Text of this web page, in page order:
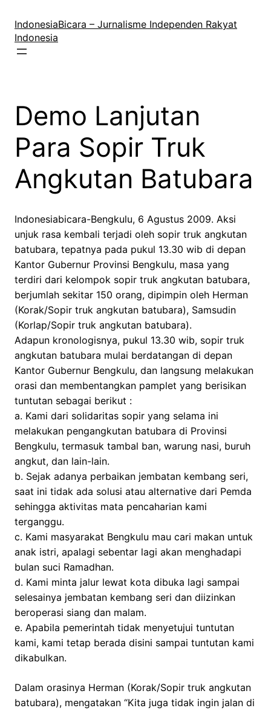
konten
IndonesiaBicara – Jurnalisme Independen Rakyat
Indonesia
Demo Lanjutan
Para Sopir Truk
Angkutan Batubara
Indonesiabicara-Bengkulu, 6 Agustus 2009. Aksi
unjuk rasa kembali terjadi oleh sopir truk angkutan
batubara, tepatnya pada pukul 13.30 wib di depan
Kantor Gubernur Provinsi Bengkulu, masa yang
terdiri dari kelompok sopir truk angkutan batubara,
berjumlah sekitar 150 orang, dipimpin oleh Herman
(Korak/Sopir truk angkutan batubara), Samsudin
(Korlap/Sopir truk angkutan batubara).
Adapun kronologisnya, pukul 13.30 wib, sopir truk
angkutan batubara mulai berdatangan di depan
Kantor Gubernur Bengkulu, dan langsung melakukan
orasi dan membentangkan pamplet yang berisikan
tuntutan sebagai berikut :
a. Kami dari solidaritas sopir yang selama ini
melakukan pengangkutan batubara di Provinsi
Bengkulu, termasuk tambal ban, warung nasi, buruh
angkut, dan lain-lain.
b. Sejak adanya perbaikan jembatan kembang seri,
saat ini tidak ada solusi atau alternative dari Pemda
sehingga aktivitas mata pencaharian kami
terganggu.
c. Kami masyarakat Bengkulu mau cari makan untuk
anak istri, apalagi sebentar lagi akan menghadapi
bulan suci Ramadhan.
d. Kami minta jalur lewat kota dibuka lagi sampai
selesainya jembatan kembang seri dan diizinkan
beroperasi siang dan malam.
e. Apabila pemerintah tidak menyetujui tuntutan
kami, kami tetap berada disini sampai tuntutan kami
dikabulkan.
Dalam orasinya Herman (Korak/Sopir truk angkutan
batubara), mengatakan “Kita juga tidak ingin jalan di